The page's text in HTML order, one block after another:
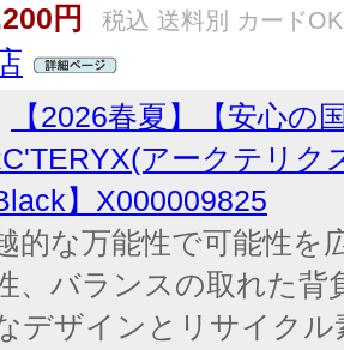
円
税込 送料別 カードOK
【2026春夏】【安心の
アークテリク
】X000009825
的な万能性で可能性を
、バランスの取れた
デザインとリサイク